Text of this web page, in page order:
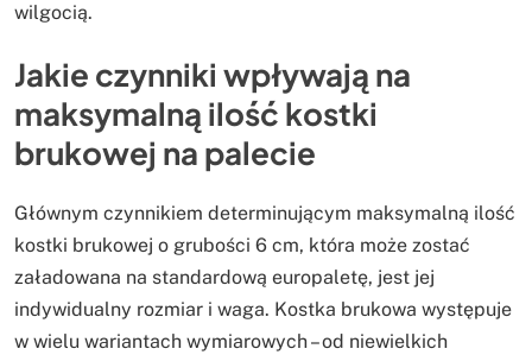
wilgocią.
Jakie czynniki wpływają na
maksymalną ilość kostki
brukowej na palecie
Głównym czynnikiem determinującym maksymalną ilość
kostki brukowej o grubości 6 cm, która może zostać
załadowana na standardową europaletę, jest jej
indywidualny rozmiar i waga. Kostka brukowa występuje
w wielu wariantach wymiarowych – od niewielkich